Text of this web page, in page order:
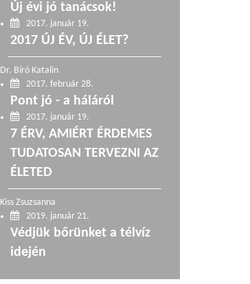
Új évi jó tanácsok!
2017. január 19.
2017 ÚJ ÉV, ÚJ ÉLET?
Dr. Bíró Katalin
2017. február 28.
Pont jó - a háláról
2017. január 19.
7 ÉRV, AMIÉRT ÉRDEMES
TUDATOSAN TERVEZNI AZ
ÉLETED
Kiss Zsuzsanna
2019. január 21.
Védjük bőrünket a télvíz
idején